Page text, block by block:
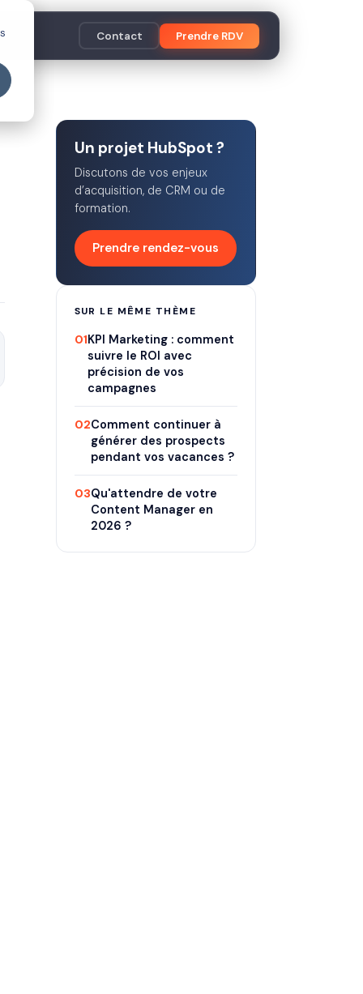
Contact Prendre RDV
Un projet HubSpot ?
Discutons de vos enjeux
d’acquisition, de CRM ou de
formation.
Prendre rendez-vous
SUR LE MÊME THÈME
01KPI Marketing : comment
suivre le ROI avec
précision de vos
campagnes
02Comment continuer à
générer des prospects
pendant vos vacances ?
03Qu'attendre de votre
Content Manager en
2026 ?